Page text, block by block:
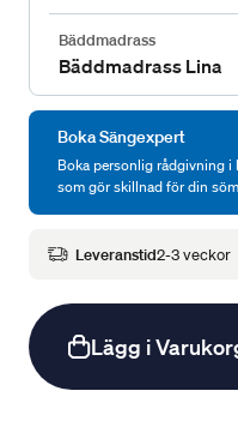
Bäddmadrass
Bäddmadrass Lina
Boka Sängexpert
Boka personlig rådgivning
som gör skillnad för din
Leveranstid2-3 veckor
Lägg i